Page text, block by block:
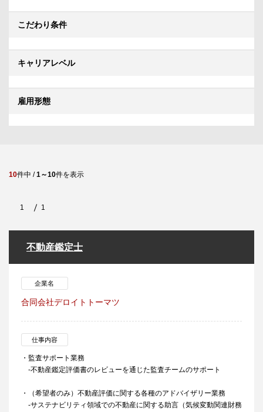
こだわり条件
キャリアレベル
雇用形態
10件中 /1～10件を表示
1 1
不動産鑑定士
企業名
合同会社デロイトトーマツ
仕事内容
・監査サポート業務
-不動産鑑定評価書のレビューを通じた監査チームのサポート
・（希望者のみ）不動産評価に関する各種のアドバイザリー業務
-サステナビリティ領域での不動産に関する助言（気候変動関連財務